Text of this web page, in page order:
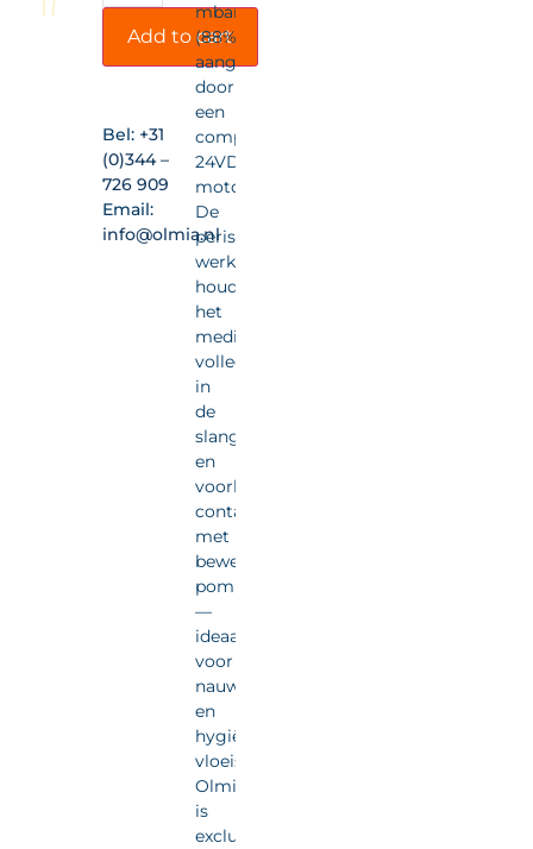
Add to cart
Bel: +31
(0)344 –
726 909
Email:
info@olmia.nl
mbar
(88%),
aangedreven
door
een
compacte
24VDC-
motor.
De
peristaltische
werking
houdt
het
medium
volledig
in
de
slang
en
voorkomt
contact
met
bewegende
pompdelen
—
ideaal
voor
nauwkeurige
en
hygiënische
vloeistofdosering.
Olmia
is
exclusief